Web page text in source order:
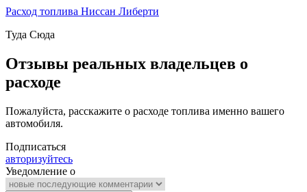
Расход топлива Ниссан Либерти
Туда Сюда
Отзывы реальных владельцев о
расходе
Пожалуйста, расскажите о расходе топлива именно вашего
автомобиля.
Подписаться
авторизуйтесь
Уведомление о